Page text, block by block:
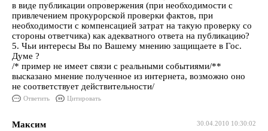
в виде публикации опровержения (при необходимости с
привлечением прокурорской проверки фактов, при
необходимости с компенсацией затрат на такую проверку со
стороны ответчика) как адекватного ответа на публикацию?
5. Чьи интересы Вы по Вашему мнению защищаете в Гос.
Думе ?
/* пример не имеет связи с реальными событиями/**
высказано мнение полученное из интернета, возможно оно
не соответствует действительности/
Ответить Цитировать
30.04.2010 10:30:02
Максим